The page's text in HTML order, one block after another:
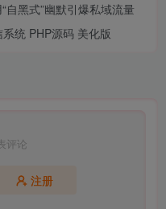
自黑式”幽默引爆私域流量
统 PHP源码 美化版
评论
注册